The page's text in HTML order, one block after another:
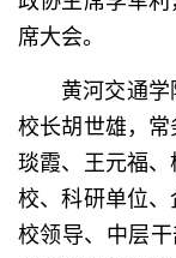
席大会。
黄河交通学
校长胡世雄，
琰霞、王元福
校、科研单位
校领导、中层